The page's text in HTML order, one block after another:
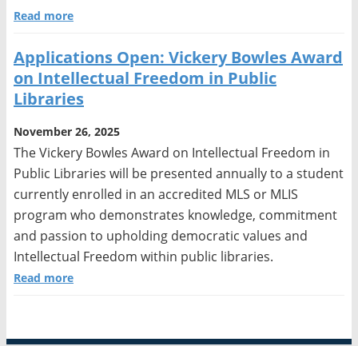
Read more
Applications Open: Vickery Bowles Award
on Intellectual Freedom in Public
Libraries
November 26, 2025
The Vickery Bowles Award on Intellectual Freedom in
Public Libraries will be presented annually to a student
currently enrolled in an accredited MLS or MLIS
program who demonstrates knowledge, commitment
and passion to upholding democratic values and
Intellectual Freedom within public libraries.
Read more